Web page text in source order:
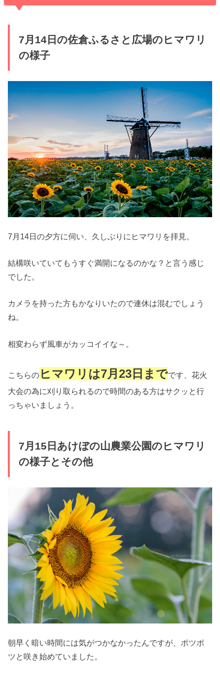
7月14日の佐倉ふるさと広場のヒマワリ
の様子
7月14日の夕方に伺い、久しぶりにヒマワリを拝見。
結構咲いていてもうすぐ満開になるのかな？と言う感じ
でした。
カメラを持った方もかなりいたので連休は混むでしょう
ね。
相変わらず風車がカッコイイな～。
こちらの ヒマワリは7月23日までです、花火
大会の為に刈り取られるので時間のある方はサクッと行
っちゃいましょう。
7月15日あけぼの山農業公園のヒマワリ
の様子とその他
朝早く暗い時間には気がつかなかったんですが、ポツポ
ツと咲き始めていました。